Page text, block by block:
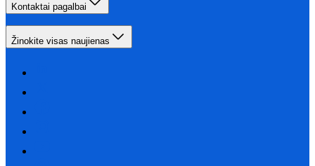
Kontaktai pagalbai
Žinokite visas naujienas